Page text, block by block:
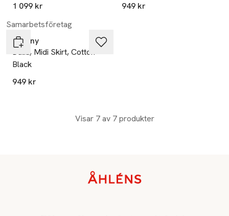
1 099 kr
949 kr
Samarbetsföretag
Tiffany
Dalia, Midi Skirt, Cotton -
Black
949 kr
Visar 7 av 7 produkter